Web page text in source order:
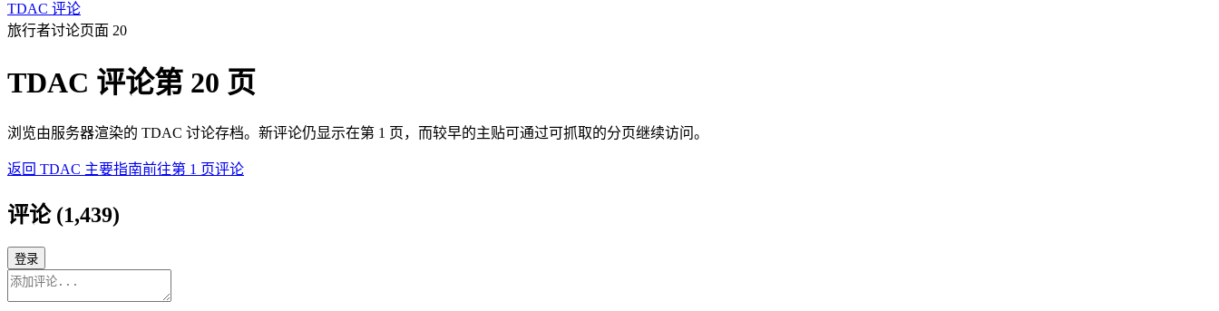
TDAC 评论
旅行者讨论页面 20
TDAC 评论第 20 页
浏览由服务器渲染的 TDAC 讨论存档。新评论仍显示在第 1 页，而较早的主贴可通过可抓取的分页继续访问。
返回 TDAC 主要指南前往第 1 页评论
评论(1,439)
登录